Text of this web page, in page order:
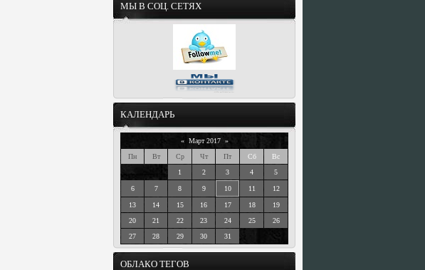
МЫ В СОЦ. СЕТЯХ
КАЛЕНДАРЬ
« Март 2017 »
Пн
Вт Ср Чт Пт Сб
Вс
1
2 3 4 5
6 7 8 9 10 11 12
13 14 15 16 17 18
19
20
21 22 23 24 25
26
27
28 29 30 31
ОБЛАКО ТЕГОВ